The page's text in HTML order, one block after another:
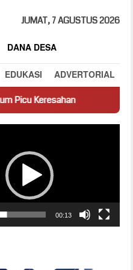
JUMAT, 7 AGUSTUS 2026
DANA DESA
EDUKASI ADVERTORIAL
Truk Miring Hambat
00:13